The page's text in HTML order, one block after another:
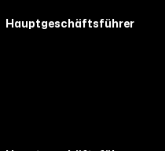
Hauptgeschäftsführer